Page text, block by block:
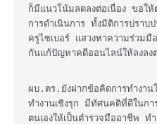
ก็มีแนวโน้มลดลงต่อเนื่อง ขอให้
การดำเนินการ ทั้งมิติการปราบ
ครูไซเบอร์ แสวงหาความร่วม
กันแก้ปัญหาคดีออนไลน์ให้ลงลง
ผบ.ตร.ยังฝากข้อคิดการทำงาน
ทำงานเชิงรุก มีทัศนคติที่ดีในก
ตนเองให้เป็นตำรวจมืออาชีพ ท